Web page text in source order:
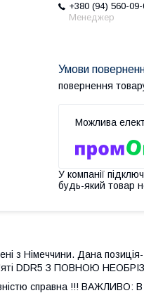
+380 (94) 560-
Менеджер
повернення
У компанії
будь-який товар
з Німеччини. Дана
DDR5 З ПОВНОЮ
справна !!!